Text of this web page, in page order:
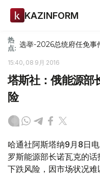
KAZINFORM
热
点: 选举-2026总统府任免事
15:40, 08 9月 2016
塔斯社：俄能源部
险
哈通社阿斯塔纳9月8日
罗斯能源部长诺瓦克的
下跌风险，因市场状况难